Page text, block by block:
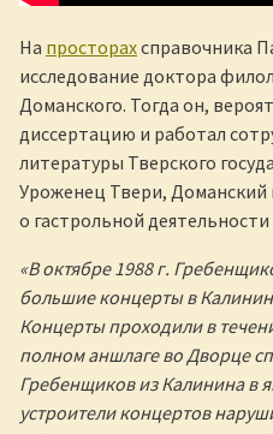
На просторахсправочника
исследование доктора
Доманского. Тогда он,
диссертацию и работал
литературы Тверского
Уроженец Твери, Доманский
о гастрольной деятельности
«В октябре 1988 г.
большие концерты в
Концерты проходили в
полном аншлаге во Дворце
Гребенщиков из Калинина в
устроители концертов